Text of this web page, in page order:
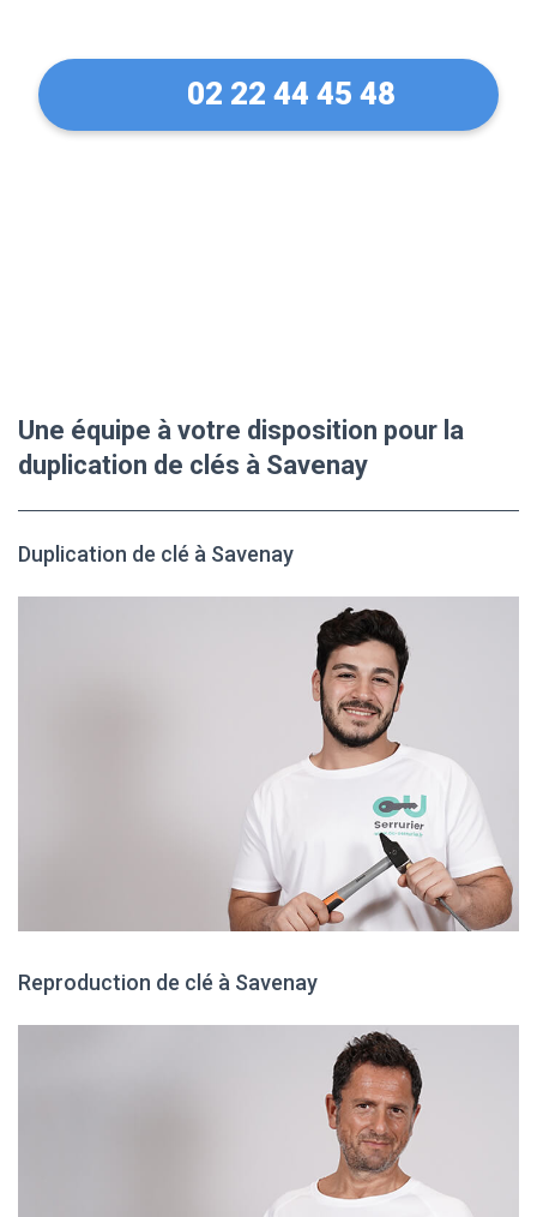
02 22 44 45 48
Une équipe à votre disposition pour la
duplication de clés à Savenay
Duplication de clé à Savenay
Reproduction de clé à Savenay